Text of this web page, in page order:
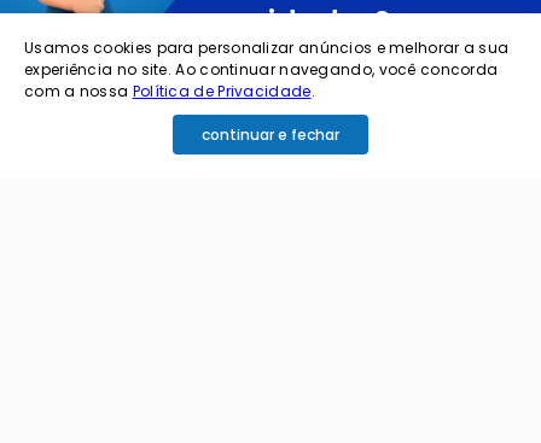
novidades?
cadastre o seu e-mail abaixo para receber ofertas exclusivas
Usamos cookies para personalizar anúncios e melhorar a sua
experiência no site. Ao continuar navegando, você concorda
com a nossa Política de Privacidade.
continuar e fechar